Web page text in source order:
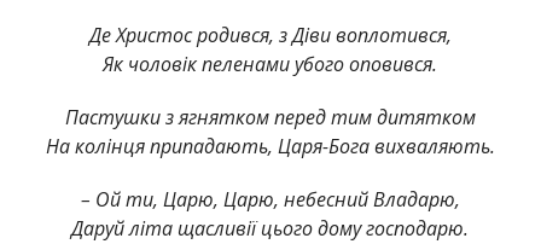
Де Христос родився, з Діви воплотився,
Як чоловік пеленами убого оповився.
Пастушки з ягнятком перед тим дитятком
На колінця припадають, Царя-Бога вихваляють.
– Ой ти, Царю, Царю, небесний Владарю,
Даруй літа щасливії цього дому господарю.